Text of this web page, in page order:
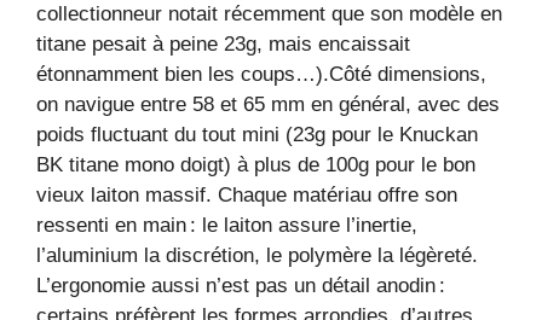
collectionneur notait récemment que son modèle en
titane pesait à peine 23g, mais encaissait
étonnamment bien les coups…).Côté dimensions,
on navigue entre 58 et 65 mm en général, avec des
poids fluctuant du tout mini (23g pour le Knuckan
BK titane mono doigt) à plus de 100g pour le bon
vieux laiton massif. Chaque matériau offre son
ressenti en main : le laiton assure l’inertie,
l’aluminium la discrétion, le polymère la légèreté.
L’ergonomie aussi n’est pas un détail anodin :